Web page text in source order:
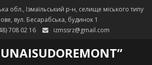
обл., Ізмаїльський р-н, селище міського типу
вул. Бесарабська, будинок 1
708 02 16
izmssrz@gmail.com